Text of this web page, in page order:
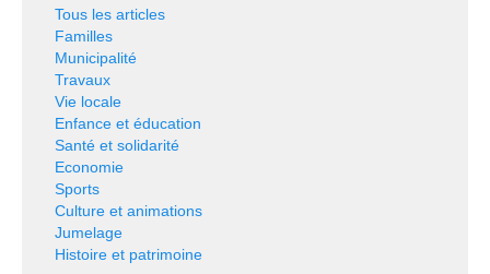
Tous les articles
Familles
Municipalité
Travaux
Vie locale
Enfance et éducation
Santé et solidarité
Economie
Sports
Culture et animations
Jumelage
Histoire et patrimoine